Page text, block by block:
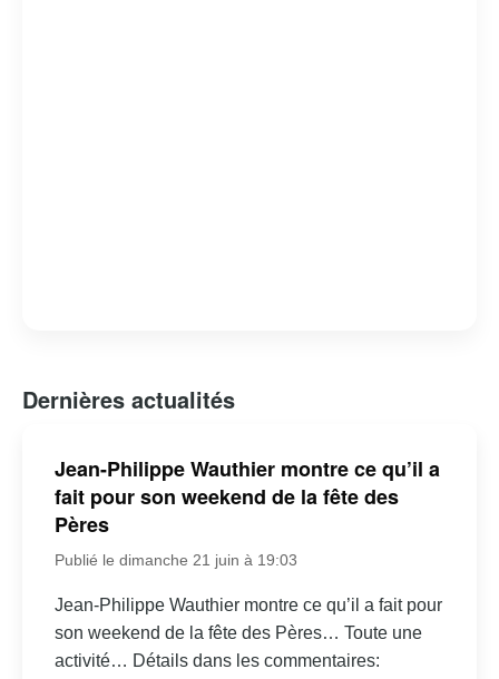
Dernières actualités
Jean-Philippe Wauthier montre ce qu’il a
fait pour son weekend de la fête des
Pères
Publié le dimanche 21 juin à 19:03
Jean-Philippe Wauthier montre ce qu’il a fait pour
son weekend de la fête des Pères… Toute une
activité… Détails dans les commentaires: